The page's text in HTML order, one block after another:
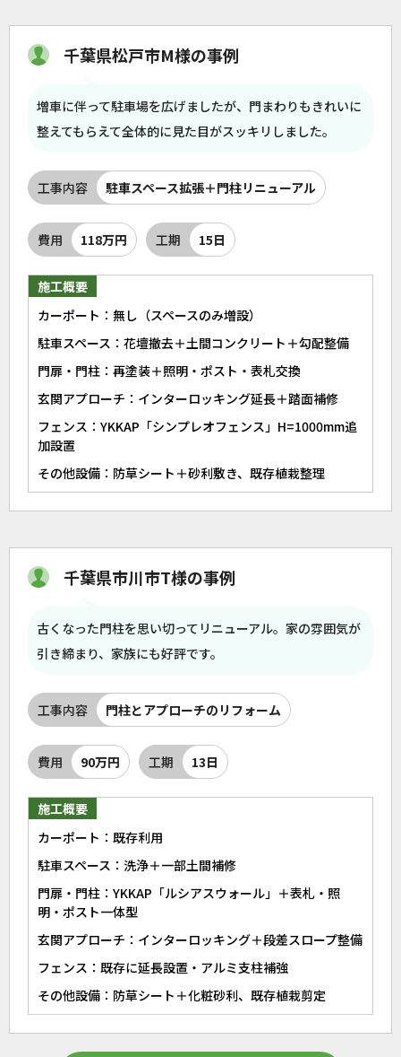
千葉県松戸市M様の事例
増車に伴って駐車場を広げましたが、門まわりもきれいに
整えてもらえて全体的に見た目がスッキリしました。
工事内容 駐車スペース拡張＋門柱リニューアル
費用 118万円 工期 15日
施工概要
カーポート：無し（スペースのみ増設）
駐車スペース：花壇撤去＋土間コンクリート＋勾配整備
門扉・門柱：再塗装＋照明・ポスト・表札交換
玄関アプローチ：インターロッキング延長＋踏面補修
フェンス：YKKAP「シンプレオフェンス」H=1000mm追
加設置
その他設備：防草シート＋砂利敷き、既存植栽整理
千葉県市川市T様の事例
古くなった門柱を思い切ってリニューアル。家の雰囲気が
引き締まり、家族にも好評です。
工事内容 門柱とアプローチのリフォーム
費用 90万円 工期 13日
施工概要
カーポート：既存利用
駐車スペース：洗浄＋一部土間補修
門扉・門柱：YKKAP「ルシアスウォール」＋表札・照
明・ポスト一体型
玄関アプローチ：インターロッキング＋段差スロープ整備
フェンス：既存に延長設置・アルミ支柱補強
その他設備：防草シート＋化粧砂利、既存植栽剪定